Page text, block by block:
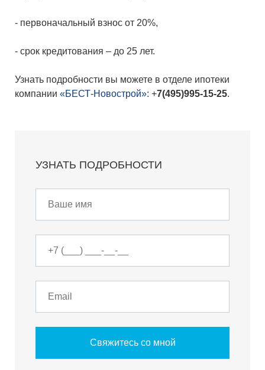
- первоначальный взнос от 20%,
- срок кредитования – до 25 лет.
Узнать подробности вы можете в отделе ипотеки
компании «БЕСТ-Новострой»: +7(495)995-15-25.
УЗНАТЬ ПОДРОБНОСТИ
Свяжитесь со мной